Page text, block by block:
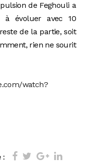
de Feghouli a
à évoluer avec 10
de la partie, soit
rien ne sourit
watch?
: